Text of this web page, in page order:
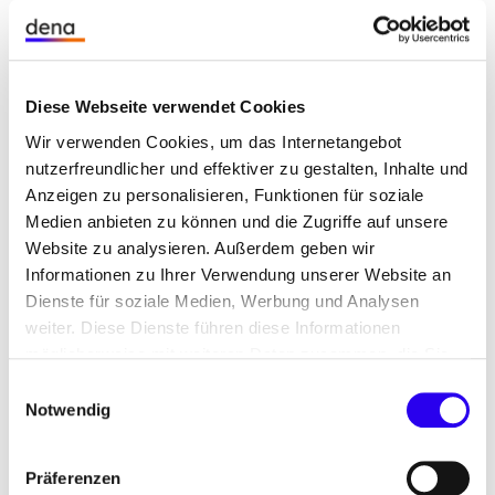
Diese Webseite verwendet Cookies
Wir verwenden Cookies, um das Internetangebot
nutzerfreundlicher und effektiver zu gestalten, Inhalte und
Anzeigen zu personalisieren, Funktionen für soziale
Medien anbieten zu können und die Zugriffe auf unsere
Website zu analysieren. Außerdem geben wir
Informationen zu Ihrer Verwendung unserer Website an
Dienste für soziale Medien, Werbung und Analysen
weiter. Diese Dienste führen diese Informationen
Nutzung der Dienste gesammelt haben.
Notwendig
Präferenzen
kommt es darauf an, sie dort einzusetzen, wo sie
den größten Mehrwert für das Energiesystem
bringt – etwa bei der stofflichen Nutzung in der
Industrie sowie der Erzeugung von
Verbindung mit CO2-Abscheidung.